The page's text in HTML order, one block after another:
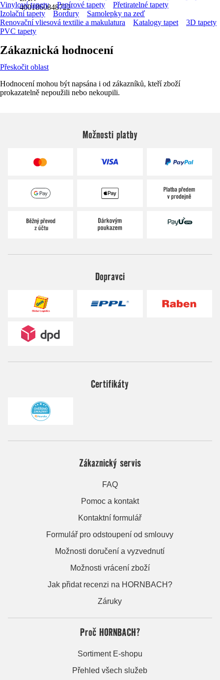
4001860848722
Vinylové tapety
Papírové tapety
Přetiratelné tapety
Izolační tapety
Bordury
Samolepky na zeď
Renovační vliesová textilie a makulatura
Katalogy tapet
3D tapety
PVC tapety
Zákaznická hodnocení
Přeskočit oblast
Hodnocení mohou být napsána i od zákazníků, kteří zboží
prokazatelně nepoužili nebo nekoupili.
Možnosti platby
Dopravci
Certifikáty
Zákaznický servis
FAQ
Pomoc a kontakt
Kontaktní formulář
Formulář pro odstoupení od smlouvy
Možnosti doručení a vyzvednutí
Možnosti vrácení zboží
Jak přidat recenzi na HORNBACH?
Záruky
Proč HORNBACH?
Sortiment E-shopu
Přehled všech služeb